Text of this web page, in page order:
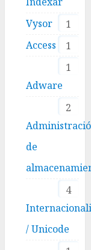
1
Vysor
1
Access
1
Adware
2
de
4
/ Unicode